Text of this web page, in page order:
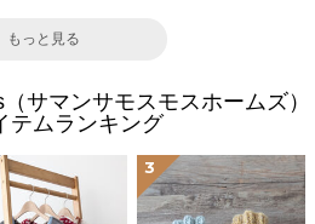
もっと見る
サマンサモスモスホームズ）
テムランキング
3